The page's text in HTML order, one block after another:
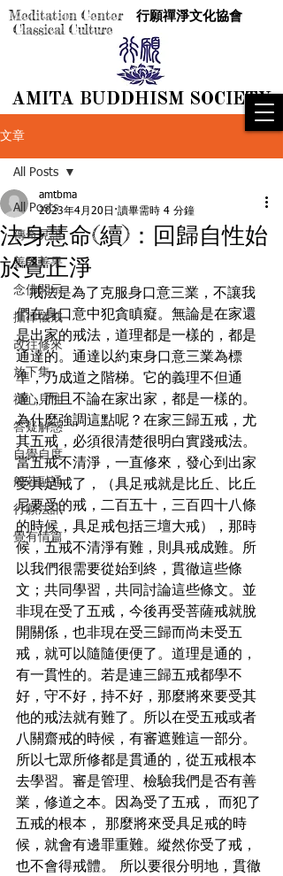
AMITA BUDDHISM SOCIETY
AMITA BUDDHISM SOCIETY
Meditation Center 行願禪淨文化協會
Classical Culture
文章
All Posts
傳奇見證
善因善果
念佛開示
攝律儀戒
改往修來
放下集
禪心見性
答疑解惑
自覺自度
般若融通
行願法訊
覺有情篇
All Posts
法身慧命(續)：回歸自性始
於覺正淨
amtbma
2023年4月20日 讀畢需時 4 分鐘
   戒法是為了克服身口意三業，不讓我
們在身口意中犯貪瞋癡。無論是在家還
是出家的戒法，道理都是一樣的，都是
通達的。通達以約束身口意三業為標
準，乃成道之階梯。它的義理不但通
達，而且不論在家出家，都是一樣的。
為什麼強調這點呢？在家三歸五戒，尤
其五戒，必須很清楚很明白實踐戒法。
當五戒不清淨，一直修來，發心到出家
受具足戒了，（具足戒就是比丘、比丘
尼要受的戒，二百五十，三百四十八條
的時候，具足戒包括三壇大戒），那時
候，五戒不清淨有難，則具戒成難。所
以我們很需要從始到終，貫徹這些條
文；共同學習，共同討論這些條文。並
非現在受了五戒，今後再受菩薩戒就脫
開關係，也非現在受三歸而尚未受五
戒，就可以隨隨便便了。道理是通的，
有一貫性的。若是連三歸五戒都學不
好，守不好，持不好，那麼將來要受其
他的戒法就有難了。所以在受五戒或者
八關齋戒的時候，有審遮難這一部分。
所以七眾所修都是貫通的，從五戒根本
去學習。審是管理、檢驗我們是否有善
業，修道之本。因為受了五戒， 而犯了
五戒的根本， 那麼將來受具足戒的時
候，就會有邊罪重難。縱然你受了戒，
也不會得戒體。 所以要很分明地，貫徹